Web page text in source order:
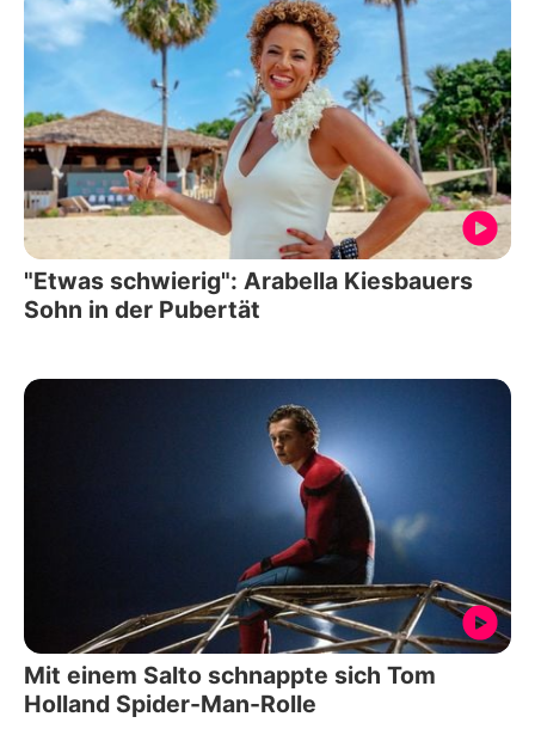
"Etwas schwierig": Arabella Kiesbauers
Sohn in der Pubertät
Mit einem Salto schnappte sich Tom
Holland Spider-Man-Rolle